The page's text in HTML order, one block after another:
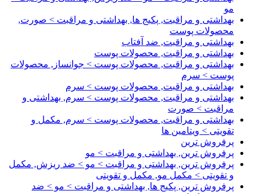
مو
بهداشتی و مراقبت, پکیج ها, بهداشتی و مراقبت > صورت,
محصولات پوست
بهداشتی و مراقبت, ضد آفتاب
بهداشتی و مراقبت, محصولات پوست
بهداشتی و مراقبت, محصولات پوست > جوانساز, محصولات
پوست > سرم
بهداشتی و مراقبت, محصولات پوست > سرم
بهداشتی و مراقبت, محصولات پوست > سرم, بهداشتی و
مراقبت > صورت
بهداشتی و مراقبت, محصولات پوست > سرم, مکمل و
تقویتی > ویتامین ها
پرفروش ترین
پرفروش ترین, بهداشتی و مراقبت > مو
پرفروش ترین, بهداشتی و مراقبت > مو > ضد ریزش, مکمل
و تقویتی > مکمل مو, مکمل و تقویتی
پرفروش ترین, پکیج ها, بهداشتی و مراقبت > مو > ضد